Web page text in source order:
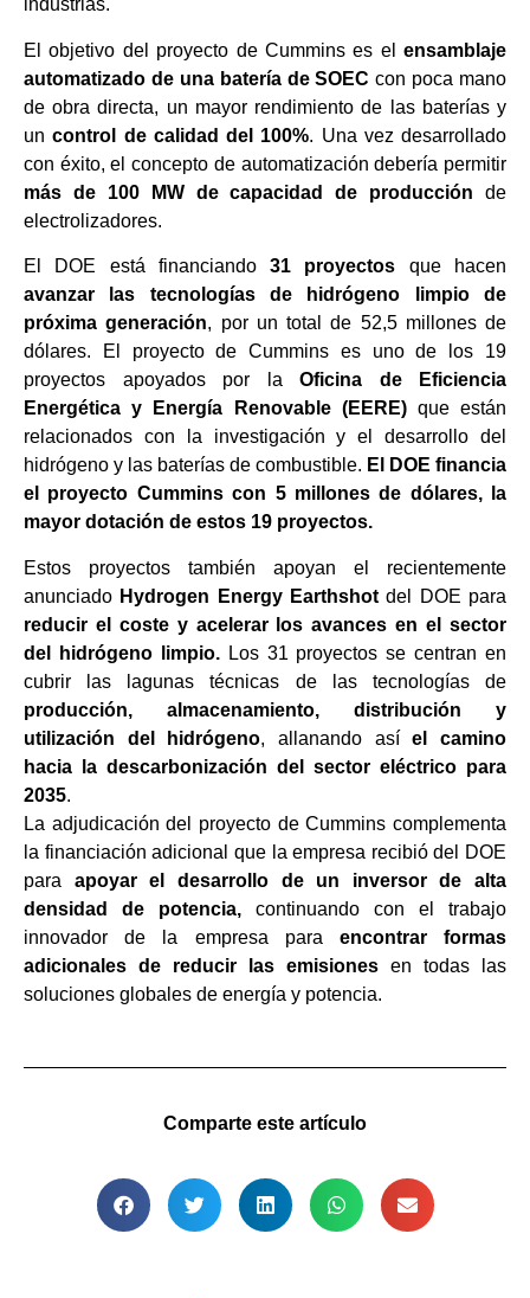
industrias.
El objetivo del proyecto de Cummins es el ensamblaje
automatizado de una batería de SOEC con poca mano
de obra directa, un mayor rendimiento de las baterías y
uncontrol de calidad del 100%. Una vez desarrollado
con éxito, el concepto de automatización debería permitir
más de 100 MW de capacidad de producción de
electrolizadores.
El DOE está financiando31 proyectos que hacen
avanzar las tecnologías de hidrógeno limpio de
próxima generación, por un total de 52,5 millones de
dólares. El proyecto de Cummins es uno de los 19
proyectos apoyados por la Oficina de Eficiencia
Energética y Energía Renovable (EERE)que están
relacionados con la investigación y el desarrollo del
hidrógeno y las baterías de combustible. El DOE financia
el proyecto Cummins con 5 millones de dólares, la
mayor dotación de estos 19 proyectos.
Estos proyectos también apoyan el recientemente
anunciado Hydrogen Energy Earthshotdel DOE para
reducir el coste y acelerar los avances en el sector
del hidrógeno limpio.Los 31 proyectos se centran en
cubrir las lagunas técnicas de las tecnologías de
producción, almacenamiento, distribución y
utilización del hidrógeno, allanando asíel camino
hacia la descarbonización del sector eléctrico para
2035.
La adjudicación del proyecto de Cummins complementa
la financiación adicional que la empresa recibió del DOE
para apoyar el desarrollo de un inversor de alta
densidad de potencia, continuando con el trabajo
innovador de la empresa para encontrar formas
adicionales de reducir las emisiones en todas las
soluciones globales de energía y potencia.
Comparte este artículo